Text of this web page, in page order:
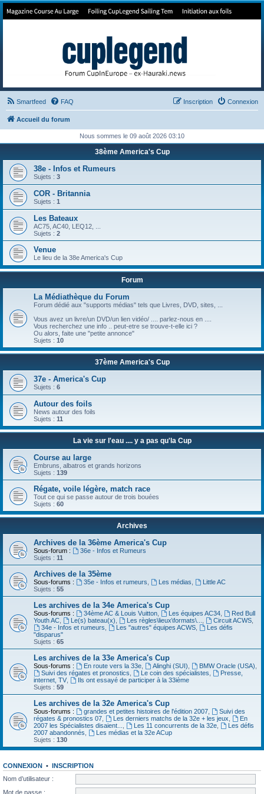
Forum de Cup In Europe
Smartfeed FAQ Connexion
Inscription
Accueil du forum
Nous sommes le 09 août 2026 03:10
38ème America's Cup
38e - Infos et Rumeurs
Sujets : 3
COR - Britannia
Sujets : 1
Les Bateaux
AC75, AC40, LEQ12, ...
Sujets : 2
Venue
Le lieu de la 38e America's Cup
Forum
La Médiathèque du Forum
Forum dédié aux "supports médias" tels que Livres, DVD, sites, ...
Vous avez un livre/un DVD/un lien vidéo/ .... parlez-nous en ....
Vous recherchez une info .. peut-etre se trouve-t-elle ici ?
Ou alors, faite une "petite annonce"
Sujets : 10
37ème America's Cup
37e - America's Cup
Sujets : 6
Autour des foils
News autour des foils
Sujets : 11
La vie sur l'eau .... y a pas qu'la Cup
Course au large
Embruns, albatros et grands horizons
Sujets : 139
Régate, voile légère, match race
Tout ce qui se passe autour de trois bouées
Sujets : 60
Archives
Archives de la 36ème America's Cup
Sous-forum :
36e - Infos et Rumeurs
Sujets : 11
Archives de la 35ème
Sous-forums : 35e - Infos et rumeurs, Les médias,
Little AC
Sujets : 55
Les archives de la 34e America's Cup
Sous-forums : 34ème AC & Louis Vuitton, Les équipes AC34,
Red Bull
Youth AC, Le(s) bateau(x), Les règles\lieux\formats\..., Circuit ACWS,
34e - Infos et rumeurs, Les "autres" équipes ACWS,
Les défis
"disparus"
Sujets : 65
Les archives de la 33e America's Cup
Sous-forums : En route vers la 33e, Alinghi (SUI), BMW Oracle (USA),
Suivi des régates et pronostics, Le coin des spécialistes,
Presse,
internet, TV,
Ils ont essayé de participer à la 33ième
Sujets : 59
Les archives de la 32e America's Cup
Sous-forums : grandes et petites histoires de l'édition 2007,
Suivi des
régates & pronostics 07, Les derniers matchs de la 32e + les jeux,
En
2007 les Spécialistes disaient..., Les 11 concurrents de la 32e,
Les défis
2007 abandonnés,
Les médias et la 32e ACup
Sujets : 130
CONNEXION •
INSCRIPTION
Nom d’utilisateur :
Mot de passe :